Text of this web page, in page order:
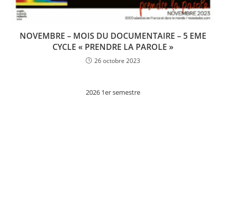
NOVEMBRE – MOIS DU DOCUMENTAIRE – 5 EME
CYCLE « PRENDRE LA PAROLE »
26 octobre 2023
2026 1er semestre